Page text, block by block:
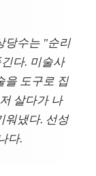
당수는 "순리
다. 미술사
을 도구로 집
살다가 나
워냈다. 선성
다.